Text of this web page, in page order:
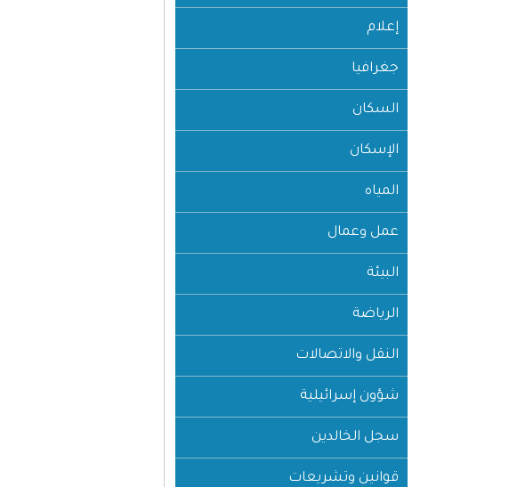
إعلام
جغرافيا
السكان
الإسكان
المياه
عمل وعمال
البيئة
الرياضة
النقل والاتصالات
شؤون إسرائيلية
سجل الخالدين
قوانين وتشريعات